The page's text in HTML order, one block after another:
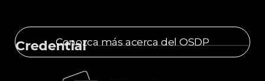
Conozca más acerca del OSDP